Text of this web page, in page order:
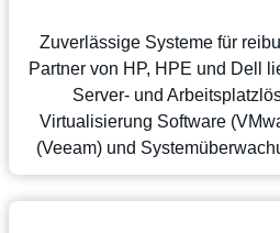
Zuverlässige Systeme für
Partner von HP, HPE und Dell
Server- und
Virtualisierung Software
(Veeam) und